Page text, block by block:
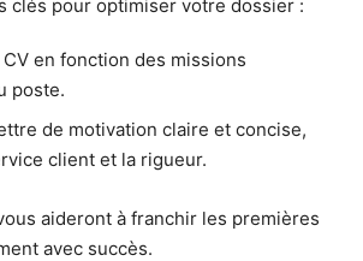
clés pour optimiser votre dossier :
en fonction des missions
poste.
de motivation claire et concise,
client et la rigueur.
aideront à franchir les premières
avec succès.